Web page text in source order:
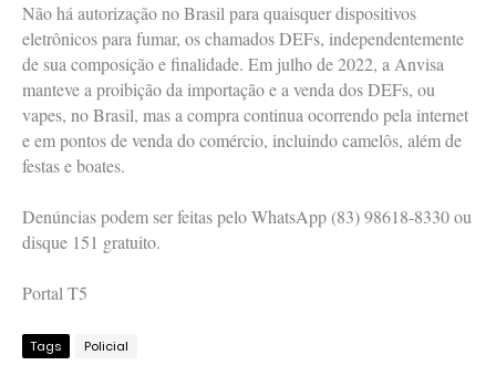
Não há autorização no Brasil para quaisquer dispositivos
eletrônicos para fumar, os chamados DEFs, independentemente
de sua composição e finalidade. Em julho de 2022, a Anvisa
manteve a proibição da importação e a venda dos DEFs, ou
vapes, no Brasil, mas a compra continua ocorrendo pela internet
e em pontos de venda do comércio, incluindo camelôs, além de
festas e boates.
Denúncias podem ser feitas pelo WhatsApp (83) 98618-8330 ou
disque 151 gratuito.
Portal T5
Tags Policial